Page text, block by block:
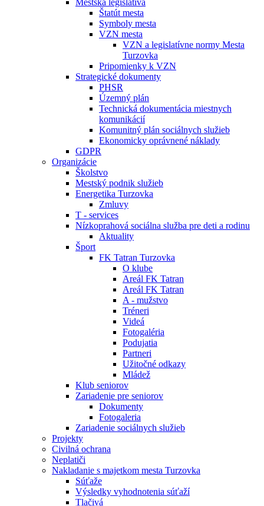
Mestská legislatíva
Štatút mesta
Symboly mesta
VZN mesta
VZN a legislatívne normy Mesta
Turzovka
Pripomienky k VZN
Strategické dokumenty
PHSR
Územný plán
Technická dokumentácia miestnych
komunikácií
Komunitný plán sociálnych služieb
Ekonomicky oprávnené náklady
GDPR
Organizácie
Školstvo
Mestský podnik služieb
Energetika Turzovka
Zmluvy
T - services
Nízkoprahová sociálna služba pre deti a rodinu
Aktuality
Šport
FK Tatran Turzovka
O klube
Areál FK Tatran
Areál FK Tatran
A - mužstvo
Tréneri
Videá
Fotogaléria
Podujatia
Partneri
Užitočné odkazy
Mládež
Klub seniorov
Zariadenie pre seniorov
Dokumenty
Fotogaleria
Zariadenie sociálnych služieb
Projekty
Civilná ochrana
Neplatiči
Nakladanie s majetkom mesta Turzovka
Súťaže
Výsledky vyhodnotenia súťaží
Tlačivá